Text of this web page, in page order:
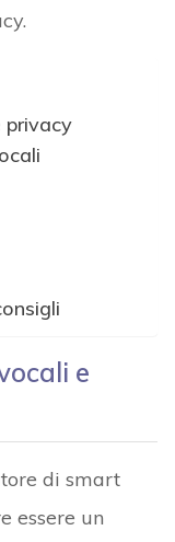
privacy
e
di smart
essere un